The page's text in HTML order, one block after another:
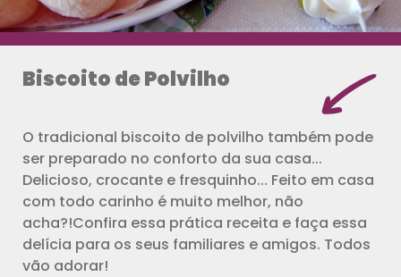
Biscoito de Polvilho
O tradicional biscoito de polvilho também pode
ser preparado no conforto da sua casa...
Delicioso, crocante e fresquinho... Feito em casa
com todo carinho é muito melhor, não
acha?!Confira essa prática receita e faça essa
delícia para os seus familiares e amigos. Todos
vão adorar!